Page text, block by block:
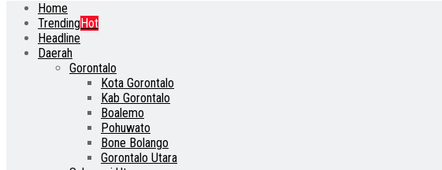
Home
TrendingHot
Headline
Daerah
Gorontalo
Kota Gorontalo
Kab Gorontalo
Boalemo
Pohuwato
Bone Bolango
Gorontalo Utara